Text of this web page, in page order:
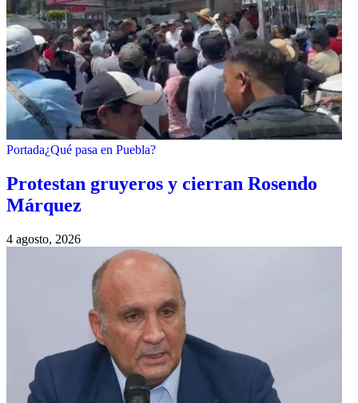
Portada¿Qué pasa en Puebla?
Protestan gruyeros y cierran Rosendo
Márquez
4 agosto, 2026